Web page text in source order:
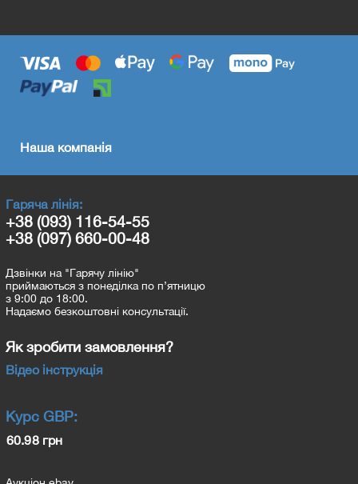
Наша компанія
Гаряча лінія:
+38 (093) 116-54-55
+38 (097) 660-00-48
Дзвінки на "Гарячу лінію"
приймаються з понеділка по п’ятницю
з 9:00 до 18:00.
Надаємо безкоштовні консультації.
Як зробити замовлення?
Відео інструкція
Курс GBP:
60.98 грн